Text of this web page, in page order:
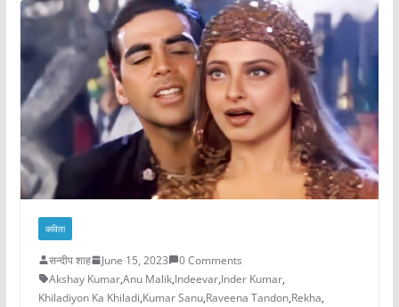
कविता
सन्दीप शाह June 15, 2023
0 Comments
Akshay Kumar,Anu Malik,Indeevar,Inder Kumar,
Khiladiyon Ka Khiladi,Kumar Sanu,Raveena Tandon,Rekha,